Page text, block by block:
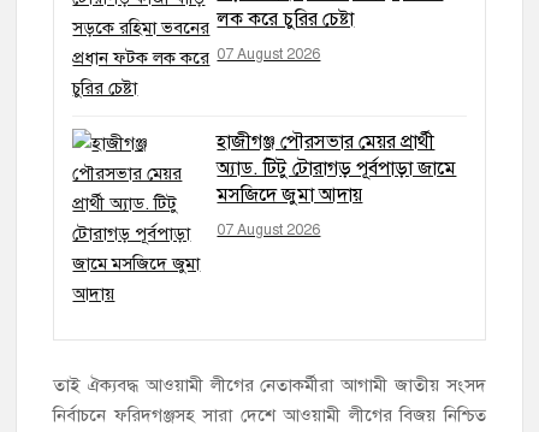
লক করে চুরির চেষ্টা
07 August 2026
হাজীগঞ্জ পৌরসভার মেয়র প্রার্থী
অ্যাড. টিটু টোরাগড় পূর্বপাড়া জামে
মসজিদে জুমা আদায়
07 August 2026
তাই ঐক্যবদ্ধ আওয়ামী লীগের নেতাকর্মীরা আগামী জাতীয় সংসদ
নির্বাচনে ফরিদগঞ্জসহ সারা দেশে আওয়ামী লীগের বিজয় নিশ্চিত